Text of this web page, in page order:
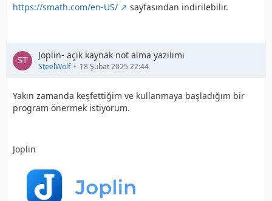
https://smath.com/en-US/
sayfasından indirilebilir.
Joplin- açık kaynak not alma yazılımı
SteelWolf 18 Şubat 2025 22:44
Yakın zamanda keşfettiğim ve kullanmaya başladığım bir
program önermek istiyorum.
Joplin